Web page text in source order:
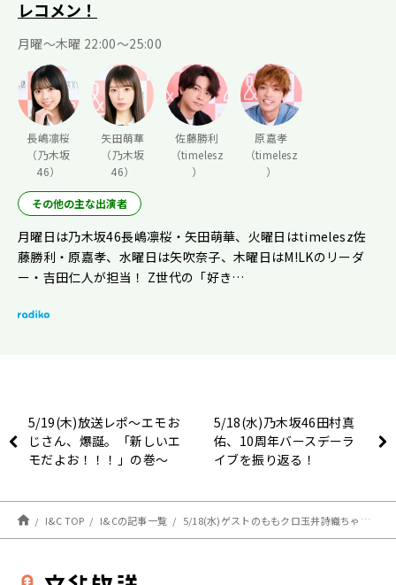
レコメン！
月曜〜木曜 22:00〜25:00
長嶋凛桜
（乃木坂
46）
矢田萌華
（乃木坂
46）
佐藤勝利
（timelesz
）
原嘉孝
（timelesz
）
その他の主な出演者
月曜日は乃木坂46長嶋凛桜・矢田萌華、火曜日はtimelesz佐
藤勝利・原嘉孝、水曜日は矢吹奈子、木曜日はM!LKのリーダ
ー・吉田仁人が担当！ Z世代の「好き…
5/19(木)放送レポ〜エモお
じさん、爆誕。「新しいエ
モだよお！！！」の巻〜
5/18(水)乃木坂46田村真
佑、10周年バースデーラ
イブを振り返る！
I&C TOP I&Cの記事一覧 5/18(水)ゲストのももクロ玉井詩織ちゃんと、ラジオやってるって感じ？